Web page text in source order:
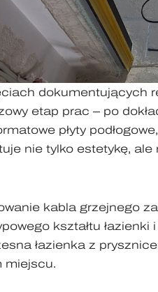
dokumentujących
etap prac – po
płyty
nie tylko estetykę, ale
kabla grzejnego
kształtu
łazienka z
miejscu.